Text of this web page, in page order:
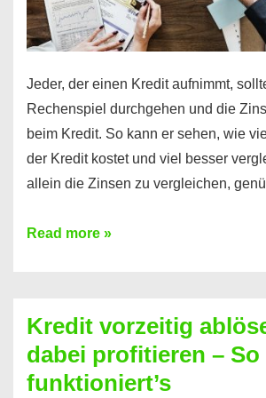
Jeder, der einen Kredit aufnimmt,
Rechenspiel durchgehen und die
beim Kredit. So kann er sehen, wie
der Kredit kostet und viel besser
allein die Zinsen zu vergleichen,
Ganz
Kredit
berechnen
–
Read more »
Kredit vorzeitig
dabei profitieren – So
funktioniert’s